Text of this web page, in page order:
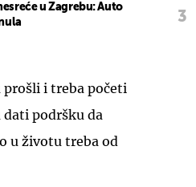
u Zagrebu: Auto
i treba početi
podršku da
u životu treba od